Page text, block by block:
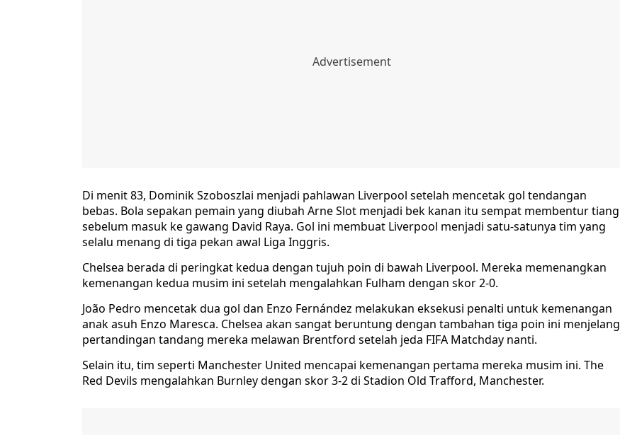
Di menit 83, Dominik Szoboszlai menjadi pahlawan Liverpool setelah mencetak gol tendangan
bebas. Bola sepakan pemain yang diubah Arne Slot menjadi bek kanan itu sempat membentur tiang
sebelum masuk ke gawang David Raya. Gol ini membuat Liverpool menjadi satu-satunya tim yang
selalu menang di tiga pekan awal Liga Inggris.
Chelsea berada di peringkat kedua dengan tujuh poin di bawah Liverpool. Mereka memenangkan
kemenangan kedua musim ini setelah mengalahkan Fulham dengan skor 2-0.
João Pedro mencetak dua gol dan Enzo Fernández melakukan eksekusi penalti untuk kemenangan
anak asuh Enzo Maresca. Chelsea akan sangat beruntung dengan tambahan tiga poin ini menjelang
pertandingan tandang mereka melawan Brentford setelah jeda FIFA Matchday nanti.
Selain itu, tim seperti Manchester United mencapai kemenangan pertama mereka musim ini. The
Red Devils mengalahkan Burnley dengan skor 3-2 di Stadion Old Trafford, Manchester.